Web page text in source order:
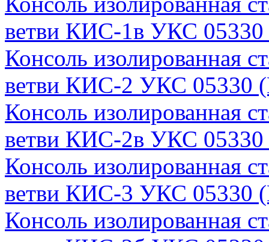
ветви КИС-1в УКС
Консоль изолированная
ветви КИС-2 УКС 05330
Консоль изолированная
ветви КИС-2в УКС
Консоль изолированная
ветви КИС-3 УКС 05330
Консоль изолированная